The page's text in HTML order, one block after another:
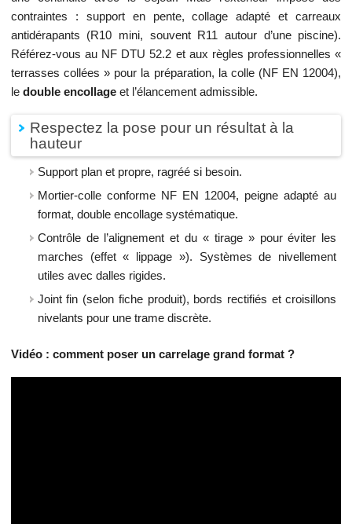
contraintes : support en pente, collage adapté et carreaux
antidérapants (R10 mini, souvent R11 autour d’une piscine).
Référez-vous au NF DTU 52.2 et aux règles professionnelles «
terrasses collées » pour la préparation, la colle (NF EN 12004),
le double encollageet l’élancement admissible.
Respectez la pose pour un résultat à la
hauteur
Support plan et propre, ragréé si besoin.
Mortier-colle conforme NF EN 12004, peigne adapté au
format, double encollage systématique.
Contrôle de l’alignement et du « tirage » pour éviter les
marches (effet « lippage »). Systèmes de nivellement
utiles avec dalles rigides.
Joint fin (selon fiche produit), bords rectifiés et croisillons
nivelants pour une trame discrète.
Vidéo : comment poser un carrelage grand format ?